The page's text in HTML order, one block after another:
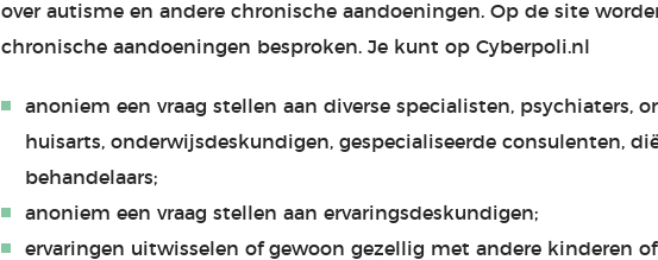
over autisme en andere chronische aandoeningen. Op de site
chronische aandoeningen besproken. Je kunt op Cyberpoli.nl
anoniem een vraag stellen aan diverse specialisten, psychiaters,
huisarts, onderwijsdeskundigen, gespecialiseerde consulenten,
behandelaars;
anoniem een vraag stellen aan ervaringsdeskundigen;
ervaringen uitwisselen of gewoon gezellig met andere kinderen